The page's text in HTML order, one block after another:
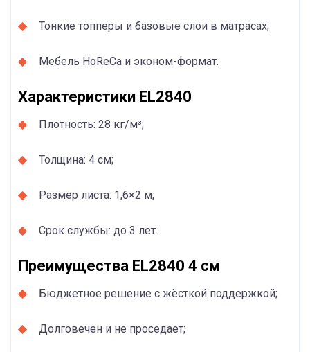
Тонкие топперы и базовые слои в матрасах;
Мебель HoReCa и эконом-формат.
Характеристики EL2840
Плотность: 28 кг/м³;
Толщина: 4 см;
Размер листа: 1,6×2 м;
Срок службы: до 3 лет.
Преимущества EL2840 4 см
Бюджетное решение с жёсткой поддержкой;
Долговечен и не проседает;